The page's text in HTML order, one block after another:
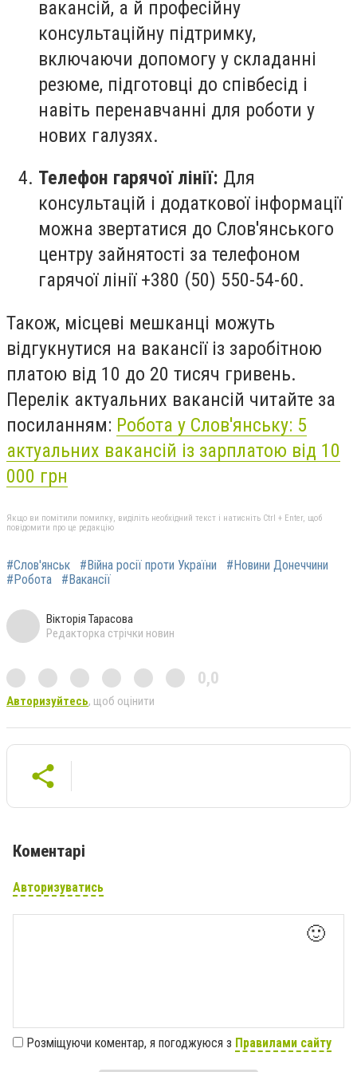
вакансій, а й професійну
консультаційну підтримку,
включаючи допомогу у складанні
резюме, підготовці до співбесід і
навіть перенавчанні для роботи у
нових галузях.
Телефон гарячої лінії: Для
консультацій і додаткової інформації
можна звертатися до Слов'янського
центру зайнятості за телефоном
гарячої лінії +380 (50) 550-54-60.
Також, місцеві мешканці можуть
відгукнутися на вакансії із заробітною
платою від 10 до 20 тисяч гривень.
Перелік актуальних вакансій читайте за
посиланням: Робота у Слов'янську: 5
актуальних вакансій із зарплатою від 10
000 грн
Якщо ви помітили помилку, виділіть необхідний текст і натисніть Ctrl + Enter, щоб
повідомити про це редакцію
#Слов'янськ #Війна росії проти України
#Новини Донеччини
#Робота
#Вакансії
Вікторія Тарасова
Редакторка стрічки новин
0,0
Авторизуйтесь, щоб оцінити
Коментарі
Авторизуватись
🙂
Розміщуючи коментар, я погоджуюся з Правилами сайту